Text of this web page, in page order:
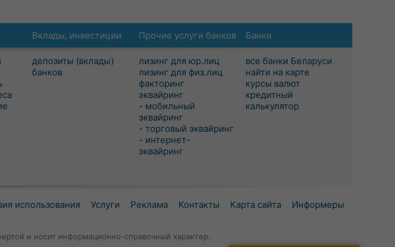
Вклады, инвестиции
депозиты (вклады)
банков
Прочие услуги банков
лизинг для юр.лиц
лизинг для физ.лиц
факторинг
эквайринг
- мобильный
эквайринг
- торговый эквайринг
- интернет-
эквайринг
Банки
все банки Беларуси
найти на карте
курсы валют
кредитный
калькулятор
использования Услуги Реклама Контакты Карта сайта Информеры
и носит информационно-справочный характер.